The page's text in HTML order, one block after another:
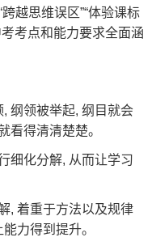
跨越思维误区”“体验课标
考点和能力要求全面涵
纲领被举起, 纲目就会
看得清清楚楚。
细化分解, 从而让学习
, 着重于方法以及规律
力得到提升。